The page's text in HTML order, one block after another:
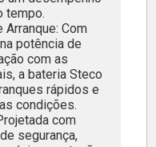
tempo.
Com
potência de
com as
a bateria Steco
rápidos e
condições.
com
segurança,